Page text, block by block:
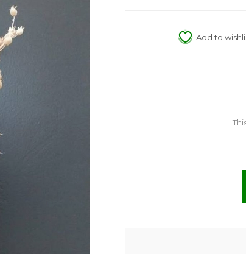
Add to